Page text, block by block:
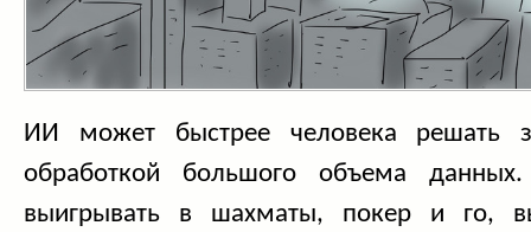
ИИ может быстрее человека решать
обработкой большого объема
выигрывать в шахматы, покер и го,